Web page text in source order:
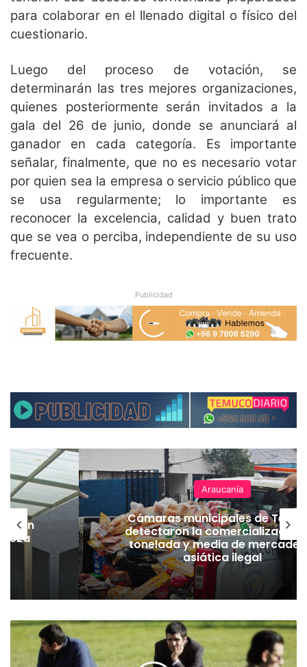
para colaborar en el llenado digital o físico del
cuestionario.
Luego del proceso de votación, se
determinarán las tres mejores organizaciones,
quienes posteriormente serán invitados a la
gala del 26 de junio, donde se anunciará al
ganador en cada categoría. Es importante
señalar, finalmente, que no es necesario votar
por quien sea la empresa o servicio público que
se usa regularmente; lo importante es
reconocer la excelencia, calidad y buen trato
que se vea o perciba, independiente de su uso
frecuente.
Publicidad
Araucanía
Cámaras municipales de
detectaron la comercialización
tonelada y media de
asiática ilegal
A